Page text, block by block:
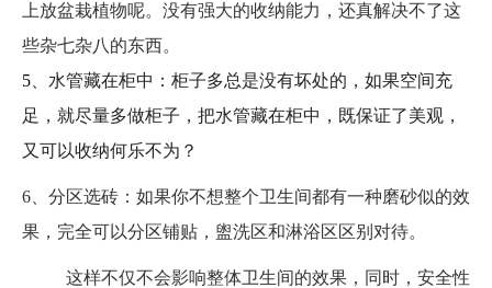
上放盆栽植物呢。没有强大的收纳能力，还真解决不了这
些杂七杂八的东西。
5 、水管藏在柜中：柜子多总是没有坏处的，如果空间充
足，就尽量多做柜子，把水管藏在柜中，既保证了美观，
又可以收纳何乐不为？
6、分区选砖：如果你不想整个卫生间都有一种磨砂似的效
果，完全可以分区铺贴，盥洗区和淋浴区区别对待。
这样不仅不会影响整体卫生间的效果，同时，安全性